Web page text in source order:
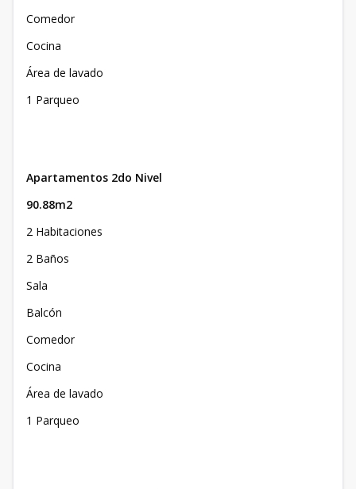
Comedor
Cocina
Área de lavado
1 Parqueo
Apartamentos 2do Nivel
90.88m2
2 Habitaciones
2 Baños
Sala
Balcón
Comedor
Cocina
Área de lavado
1 Parqueo